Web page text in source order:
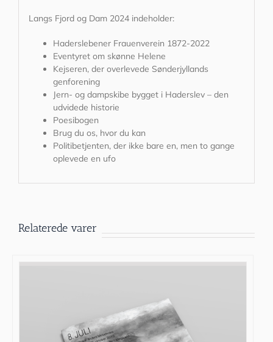
Langs Fjord og Dam 2024 indeholder:
Haderslebener Frauenverein 1872-2022
Eventyret om skønne Helene
Kejseren, der overlevede Sønderjyllands
genforening
Jern- og dampskibe bygget i Haderslev – den
udvidede historie
Poesibogen
Brug du os, hvor du kan
Politibetjenten, der ikke bare en, men to gange
oplevede en ufo
Relaterede varer